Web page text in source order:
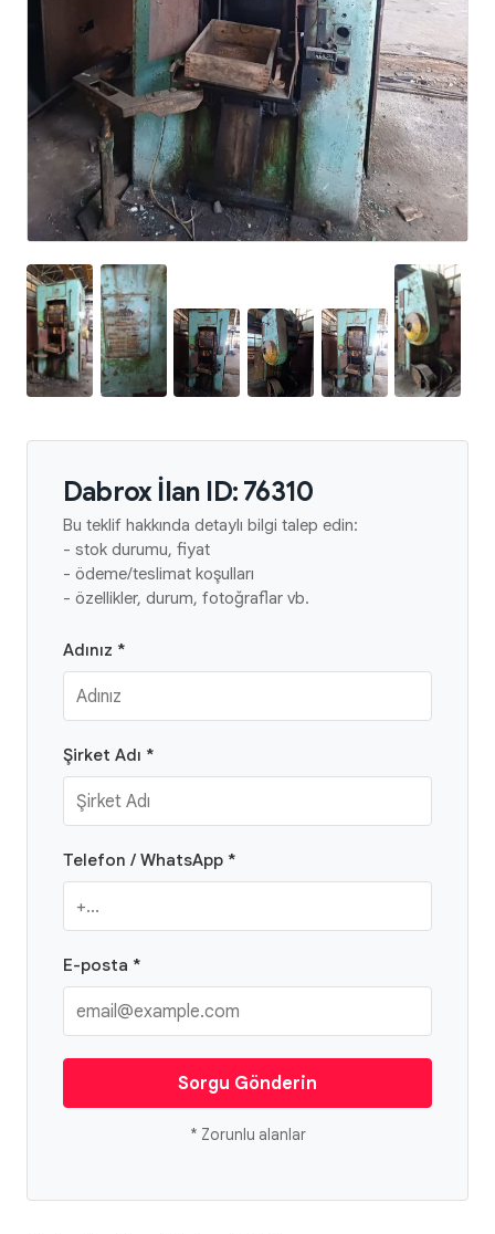
Dabrox İlan ID: 76310
Bu teklif hakkında detaylı bilgi talep edin:
- stok durumu, fiyat
- ödeme/teslimat koşulları
- özellikler, durum, fotoğraflar vb.
Adınız *
Şirket Adı *
Telefon / WhatsApp *
E-posta *
Sorgu Gönderin
* Zorunlu alanlar